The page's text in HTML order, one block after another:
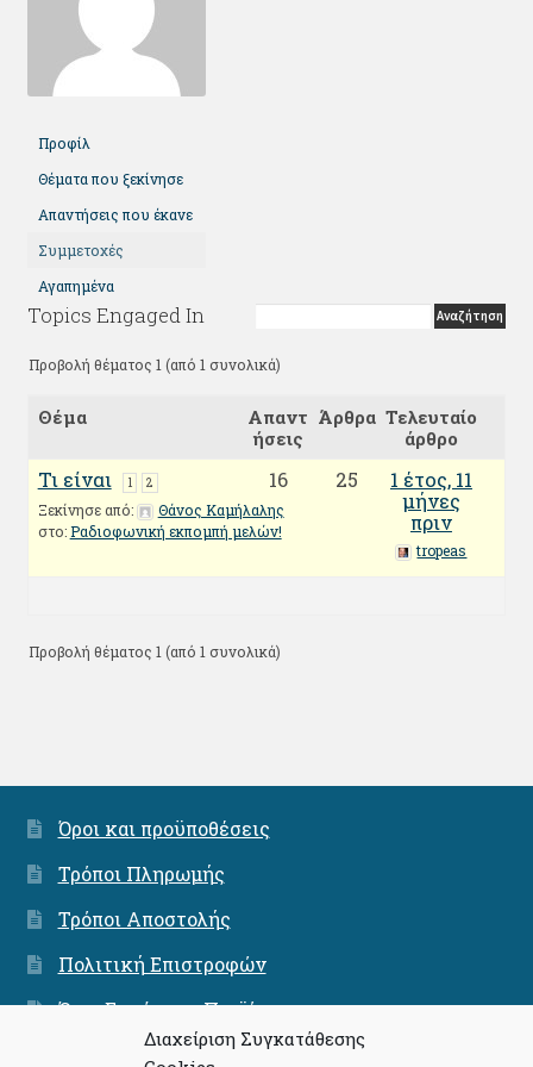
Διαχείριση Συγκατάθεσης
Προφίλ
Θέματα που ξεκίνησε
Απαντήσεις που έκανε
Συμμετοχές
Αγαπημένα
Topics Engaged In
Προβολή θέματος 1 (από 1 συνολικά)
Θέμα
Απαντ
ήσεις
Άρθρα Τελευταίο
άρθρο
Τι είναι 1 2
Ξεκίνησε από:
Θάνος Καμήλαλης
στο:Ραδιοφωνική εκπομπή μελών!
16 25
1 έτος, 11
μήνες
πριν
tropeas
Προβολή θέματος 1 (από 1 συνολικά)
Όροι και προϋποθέσεις
Τρόποι Πληρωμής
Τρόποι Αποστολής
Πολιτική Επιστροφών
Όροι Εγγύησης Προϊόντων
Ασφάλεια Συνναλαγών